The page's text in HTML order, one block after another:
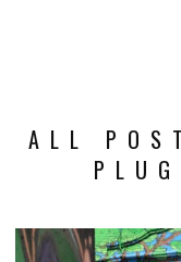
ALL